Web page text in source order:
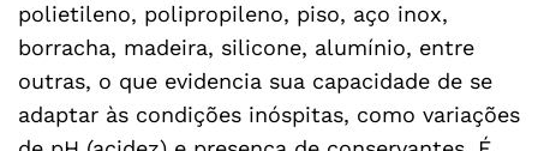
polietileno, polipropileno, piso, aço inox,
borracha, madeira, silicone, alumínio, entre
outras, o que evidencia sua capacidade de se
adaptar às condições inóspitas, como variações